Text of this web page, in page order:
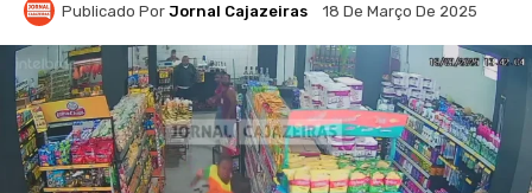
Publicado Por Jornal Cajazeiras 18 De Março De 2025